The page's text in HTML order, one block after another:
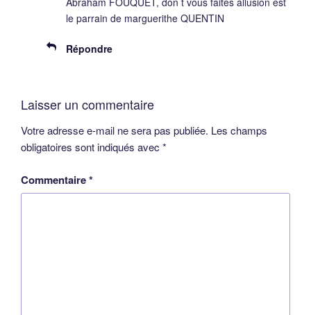
le parrain de marguerithe QUENTIN
Répondre
Laisser un commentaire
Votre adresse e-mail ne sera pas publiée. Les champs
obligatoires sont indiqués avec *
Commentaire*